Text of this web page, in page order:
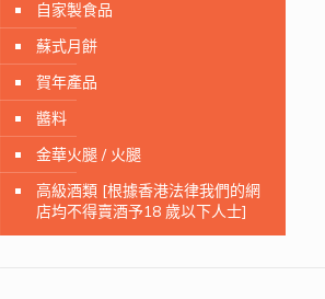
自家製食品
蘇式月餅
賀年產品
醬料
金華火腿 / 火腿
高級酒類 [根據香港法律我們的網
店均不得賣酒予18 歲以下人士]